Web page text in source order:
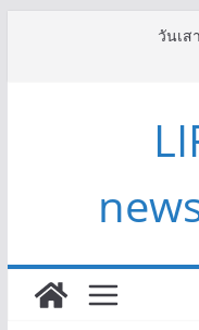
วันเส